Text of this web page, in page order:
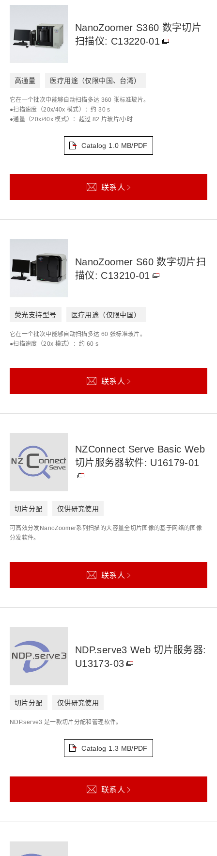
NanoZoomer S360 数字切片
扫描仪: C13220-01
高通量 医疗用途（仅限中国、台湾）
它在一个批次中能够自动扫描多达 360 张标准玻片。
●扫描速度（20x/40x 模式）：约 30 s
●通量（20x/40x 模式）：超过 82 片玻片/小时
Catalog 1.0 MB/PDF
联系人
NanoZoomer S60 数字切片扫
描仪: C13210-01
荧光支持型号 医疗用途（仅限中国）
它在一个批次中能够自动扫描多达 60 张标准玻片。
●扫描速度（20x 模式）：约 60 s
联系人
NZConnect Serve Basic Web
切片服务器软件: U16179-01
切片分配 仅供研究使用
可高效分发NanoZoomer系列扫描的大容量全切片图像的基于网络的图像
分发软件。
联系人
NDP.serve3 Web 切片服务器:
U13173-03
切片分配 仅供研究使用
NDP.serve3 是一款切片分配和管理软件。
Catalog 1.3 MB/PDF
联系人